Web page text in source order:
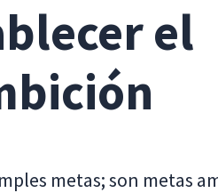
el
metas; son metas